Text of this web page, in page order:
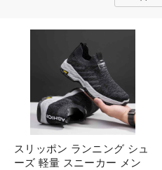
スリッポン ランニング シュ
ーズ 軽量 スニーカー メン